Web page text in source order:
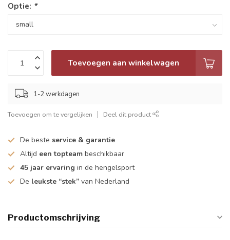
Optie: *
Toevoegen aan winkelwagen
1-2 werkdagen
Toevoegen om te vergelijken Deel dit product
De beste service & garantie
Altijd een topteam beschikbaar
45 jaar ervaring in de hengelsport
De leukste “stek” van Nederland
Productomschrijving